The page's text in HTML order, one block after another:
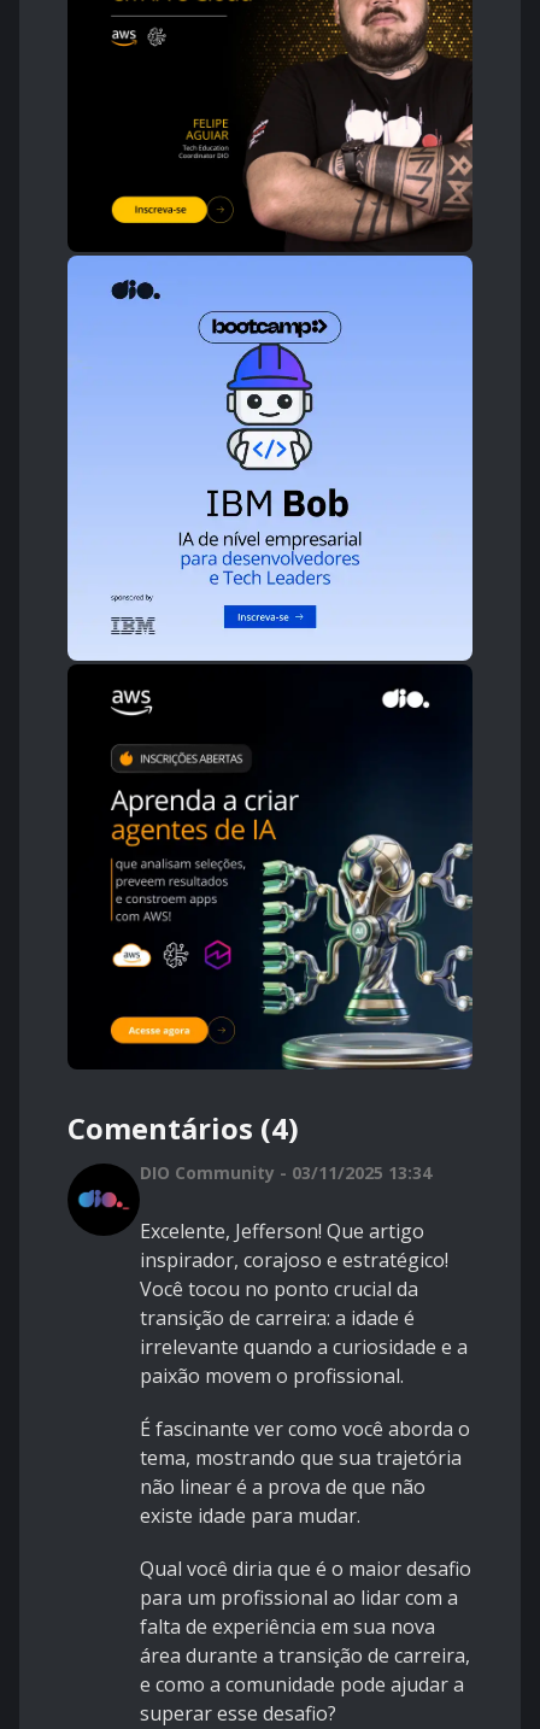
Comentários (4)
DIO Community - 03/11/2025 13:34
Excelente, Jefferson! Que artigo
inspirador, corajoso e estratégico!
Você tocou no ponto crucial da
transição de carreira: a idade é
irrelevante quando a curiosidade e a
paixão movem o profissional.
É fascinante ver como você aborda o
tema, mostrando que sua trajetória
não linear é a prova de que não
existe idade para mudar.
Qual você diria que é o maior desafio
para um profissional ao lidar com a
falta de experiência em sua nova
área durante a transição de carreira,
e como a comunidade pode ajudar a
superar esse desafio?